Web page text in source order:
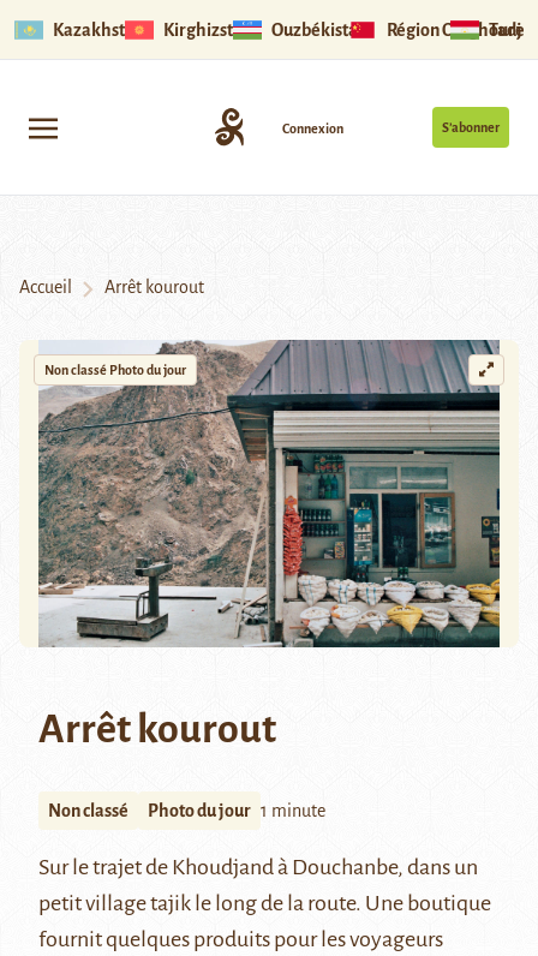
Kazakhstan Kirghizstan Ouzbékistan Région Ouïghoure
S’abonner
Connexion
Accueil Arrêt kourout
Non classé Photo du jour
Arrêt kourout
Non classé Photo du jour 1 minute
Sur le trajet de Khoudjand à Douchanbe, dans un
petit village tajik le long de la route. Une boutique
fournit quelques produits pour les voyageurs